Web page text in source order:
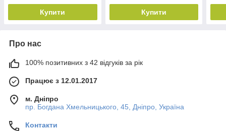
Купити Купити
Про нас
100% позитивних з 42 відгуків за рік
Працює з 12.01.2017
м. Дніпро
пр. Богдана Хмельницького, 45, Дніпро, Україна
Контакти